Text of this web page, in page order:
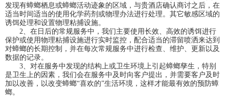
发现有蟑螂栖息或蟑螂活动迹象的区域，与贵酒店确认商讨之后，在
适当时间适当的使用化学药剂或物理办法进行处理。其它敏感区域的
诱饵处理和设置物理粘捕设施。
2、在日后的常规服务中，我们主要使用长效、高效的诱饵进行
保护或使用物理粘捕设施进行实时监控，配合适当的滞留喷洒来达到
对蟑螂的长期控制，并在每次常规服务中进行检查、维护、更新以及
数据的记录。
3、对在服务中发现的结构上或卫生环境上引起蟑螂孳生，特别
是卫生上的因素，我们会在服务中及时向客户提出，并需要客户及时
加以改善，以改变蟑螂“喜欢的”生活环境，这样才能最有效的预防蟑
螂。